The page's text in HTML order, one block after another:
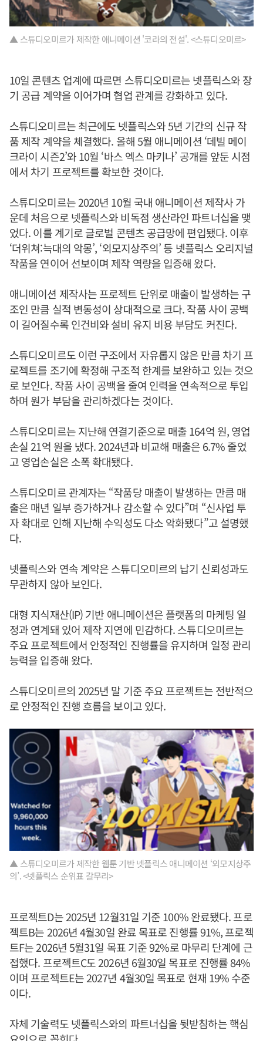
▲ 스튜디오미르가 제작한 애니메이션 '코라의 전설'. <스튜디오미르>
10일 콘텐츠 업계에 따르면 스튜디오미르는 넷플릭스와 장
기 공급 계약을 이어가며 협업 관계를 강화하고 있다.
스튜디오미르는 최근에도 넷플릭스와 5년 기간의 신규 작
품 제작 계약을 체결했다. 올해 5월 애니메이션 ‘데빌 메이
크라이 시즌2’와 10월 ‘바스 엑스 마키나’ 공개를 앞둔 시점
에서 차기 프로젝트를 확보한 것이다.
스튜디오미르는 2020년 10월 국내 애니메이션 제작사 가
운데 처음으로 넷플릭스와 비독점 생산라인 파트너십을 맺
었다. 이를 계기로 글로벌 콘텐츠 공급망에 편입됐다. 이후
‘더위쳐:늑대의 악몽’, ‘외모지상주의’ 등 넷플릭스 오리지널
작품을 연이어 선보이며 제작 역량을 입증해 왔다.
애니메이션 제작사는 프로젝트 단위로 매출이 발생하는 구
조인 만큼 실적 변동성이 상대적으로 크다. 작품 사이 공백
이 길어질수록 인건비와 설비 유지 비용 부담도 커진다.
스튜디오미르도 이런 구조에서 자유롭지 않은 만큼 차기 프
로젝트를 조기에 확정해 구조적 한계를 보완하고 있는 것으
로 보인다. 작품 사이 공백을 줄여 인력을 연속적으로 투입
하며 원가 부담을 관리하겠다는 것이다.
스튜디오미르는 지난해 연결기준으로 매출 164억 원, 영업
손실 21억 원을 냈다. 2024년과 비교해 매출은 6.7% 줄었
고 영업손실은 소폭 확대됐다.
스튜디오미르 관계자는 “작품당 매출이 발생하는 만큼 매
출은 매년 일부 증가하거나 감소할 수 있다”며 “신사업 투
자 확대로 인해 지난해 수익성도 다소 악화됐다”고 설명했
다.
넷플릭스와 연속 계약은 스튜디오미르의 납기 신뢰성과도
무관하지 않아 보인다.
대형 지식재산(IP) 기반 애니메이션은 플랫폼의 마케팅 일
정과 연계돼 있어 제작 지연에 민감하다. 스튜디오미르는
주요 프로젝트에서 안정적인 진행률을 유지하며 일정 관리
능력을 입증해 왔다.
스튜디오미르의 2025년 말 기준 주요 프로젝트는 전반적으
로 안정적인 진행 흐름을 보이고 있다.
▲ 스튜디오미르가 제작한 웹툰 기반 넷플릭스 애니메이션 ‘외모지상주
의’. <넷플릭스 순위표 갈무리>
프로젝트D는 2025년 12월31일 기준 100% 완료됐다. 프로
젝트B는 2026년 4월30일 완료 목표로 진행률 91%, 프로젝
트F는 2026년 5월31일 목표 기준 92%로 마무리 단계에 근
접했다. 프로젝트C도 2026년 6월30일 목표로 진행률 84%
이며 프로젝트E는 2027년 4월30일 목표로 현재 19% 수준
이다.
자체 기술력도 넷플릭스와의 파트너십을 뒷받침하는 핵심